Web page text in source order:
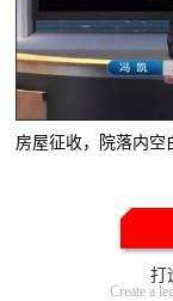
房屋征收，院落内空
打
Create a